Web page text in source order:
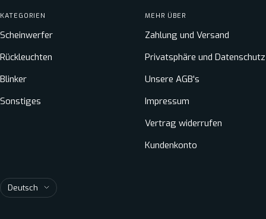
KATEGORIEN
Scheinwerfer
Rückleuchten
Blinker
Sonstiges
MEHR ÜBER
Zahlung und Versand
Privatsphäre und Datenschutz
Unsere AGB's
Impressum
Vertrag widerrufen
Kundenkonto
Sprache
Deutsch